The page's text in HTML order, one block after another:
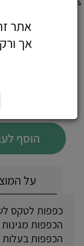
100 כפפות לטקס לידיים, גודל XL
הוסף
על
כפפות לטקס
הכפפות מגינות
הכפפות בעלות
אתר
אך